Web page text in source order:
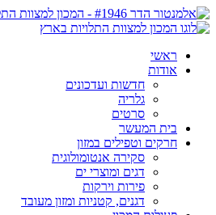
ראשי
אודות
חדשות ועדכונים
גלריה
סרטים
בית המעשר
חרקים וטפילים במזון
סקירה אנטומולוגית
דגים ומוצרי ים
פירות וירקות
דגנים, קטניות ומזון מעובד